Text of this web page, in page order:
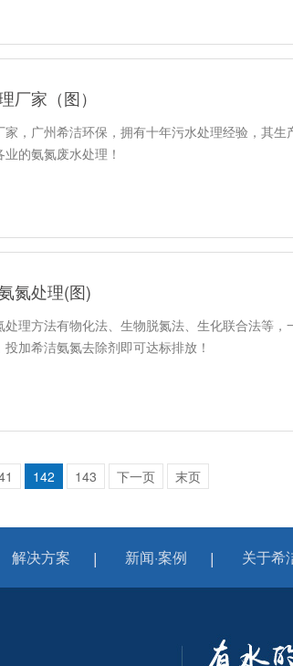
厂家（图）
家，广州希洁环保，拥有十年污水处理经验，其生
的氨氮废水处理！
氮处理(图)
处理方法有物化法、生物脱氮法、生化联合法等，
加希洁氨氮去除剂即可达标排放！
142 143 下一页 末页
解决方案 新闻·案例 关于希